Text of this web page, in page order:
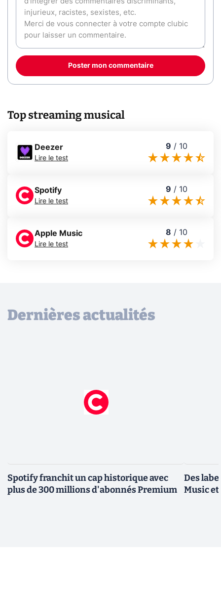
Poster mon commentaire
Top streaming musical
Deezer
Lire le test
9 / 10
Spotify
Lire le test
9 / 10
Apple Music
Lire le test
8 / 10
Dernières actualités
Spotify franchit un cap historique avec
plus de 300 millions d'abonnés Premium
Des
Music